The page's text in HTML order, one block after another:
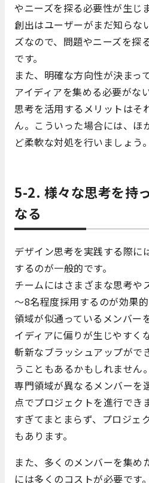
やニーズを探る必要性が生じ
創出はユーザーがまだ知らな
ズなので、問題やニーズを探
です。
また、明確な方向性が決まっ
アイディアを集める必要がな
思考を活用するメリットはそ
ん。こういった場合には、ほ
ど柔軟な対処を行いましょう。
5-2. 様々な思考を持
なる
デザイン思考を実践する際に
するのが一般的です。
チームにはさまざまな思考や
～8名程度採用するのが効果
領域が似通っているメンバー
イディアに偏りが生じやすく
斬新なブラッシュアップがで
うこともあるかもしれません。
専門領域が異なるメンバーを
点でプロジェクトを進行でき
すぎてまとまらず、プロジェ
もあります。
また、多くのメンバーを集め
には多くのコストが必要です